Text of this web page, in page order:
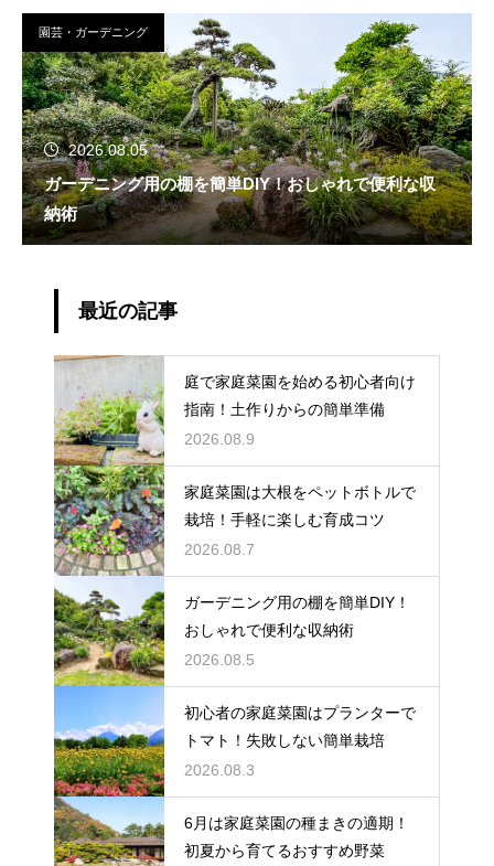
園芸・ガーデニング
2026.08.05
ガーデニング用の棚を簡単DIY！おしゃれで便利な収
納術
最近の記事
庭で家庭菜園を始める初心者向け
指南！土作りからの簡単準備
2026.08.9
家庭菜園は大根をペットボトルで
栽培！手軽に楽しむ育成コツ
2026.08.7
ガーデニング用の棚を簡単DIY！
おしゃれで便利な収納術
2026.08.5
初心者の家庭菜園はプランターで
トマト！失敗しない簡単栽培
2026.08.3
6月は家庭菜園の種まきの適期！
初夏から育てるおすすめ野菜